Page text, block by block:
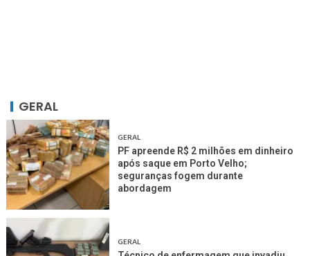
GERAL
GERAL
PF apreende R$ 2 milhões em dinheiro
após saque em Porto Velho;
seguranças fogem durante
abordagem
GERAL